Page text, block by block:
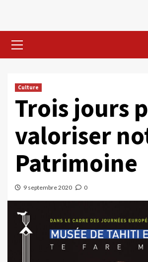
Menu
Culture
Trois jours
valoriser
Patrimoine
9 septembre 2020 0